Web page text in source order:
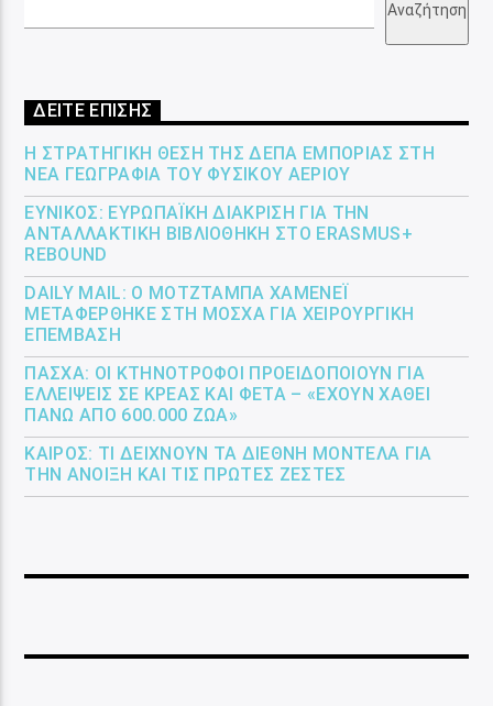
Αναζήτηση
ΔΕΙΤΕ ΕΠΙΣΗΣ
Η ΣΤΡΑΤΗΓΙΚΉ ΘΈΣΗ ΤΗΣ ΔΕΠΑ ΕΜΠΟΡΊΑΣ ΣΤΗ
ΝΈΑ ΓΕΩΓΡΑΦΊΑ ΤΟΥ ΦΥΣΙΚΟΎ ΑΕΡΊΟΥ
ΕΎΝΙΚΟΣ: ΕΥΡΩΠΑΪΚΉ ΔΙΆΚΡΙΣΗ ΓΙΑ ΤΗΝ
ΑΝΤΑΛΛΑΚΤΙΚΉ ΒΙΒΛΙΟΘΉΚΗ ΣΤΟ ERASMUS+
REBOUND
DAILY MAIL: Ο ΜΟΤΖΤΆΜΠΑ ΧΑΜΕΝΕΪ́
ΜΕΤΑΦΈΡΘΗΚΕ ΣΤΗ ΜΌΣΧΑ ΓΙΑ ΧΕΙΡΟΥΡΓΙΚΉ
ΕΠΈΜΒΑΣΗ
ΠΆΣΧΑ: ΟΙ ΚΤΗΝΟΤΡΌΦΟΙ ΠΡΟΕΙΔΟΠΟΙΟΎΝ ΓΙΑ
ΕΛΛΕΊΨΕΙΣ ΣΕ ΚΡΈΑΣ ΚΑΙ ΦΈΤΑ – «ΈΧΟΥΝ ΧΑΘΕΊ
ΠΆΝΩ ΑΠΌ 600.000 ΖΏΑ»
ΚΑΙΡΌΣ: ΤΙ ΔΕΊΧΝΟΥΝ ΤΑ ΔΙΕΘΝΉ ΜΟΝΤΈΛΑ ΓΙΑ
ΤΗΝ ΆΝΟΙΞΗ ΚΑΙ ΤΙΣ ΠΡΏΤΕΣ ΖΈΣΤΕΣ